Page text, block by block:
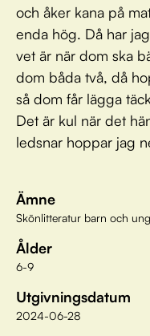
och åker kana på
enda hög. Då har
vet är när dom ska
dom båda två, då
så dom får lägga
Det är kul när det
ledsnar hoppar jag
Ämne
Skönlitteratur barn och
Ålder
6-9
Utgivningsdatum
2024-06-28